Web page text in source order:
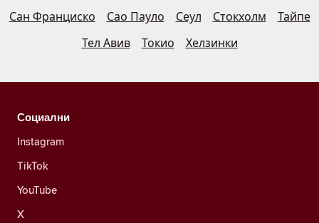
Сан Франциско
Сао Пауло Сеул Стокхолм
Тайпе
Тел Авив
Токио Хелзинки
Социални
Instagram
TikTok
YouTube
X